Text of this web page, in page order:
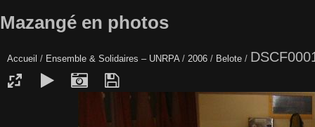
Mazangé en photos
Accueil / Ensemble & Solidaires – UNRPA / 2006 / Belote /